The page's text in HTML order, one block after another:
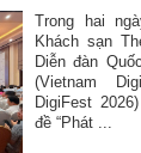
Trong hai
Khách sạn
Diễn đàn
(Vietnam
DigiFest
đề “Phát ...